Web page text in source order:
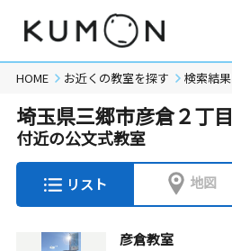
HOME お近くの教室を探す 検索結果
埼玉県三郷市彦倉２丁目
付近の公文式教室
リスト 地図
彦倉教室